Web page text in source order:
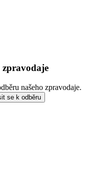
zpravodaje
našeho zpravodaje.
se k odběru